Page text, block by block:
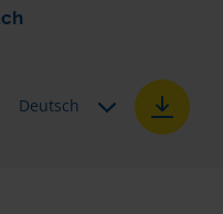
Deutsch